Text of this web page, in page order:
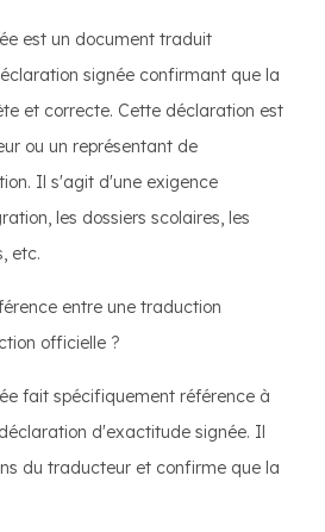
est un document traduit
signée confirmant que la
et correcte. Cette déclaration est
ou un représentant de
Il s'agit d'une exigence
les dossiers scolaires, les
etc.
entre une traduction
officielle ?
fait spécifiquement référence à
d'exactitude signée. Il
du traducteur et confirme que la